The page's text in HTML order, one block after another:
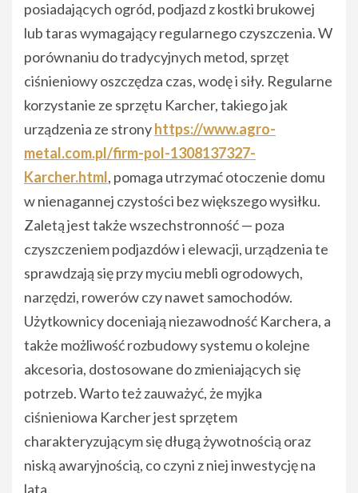
posiadających ogród, podjazd z kostki brukowej
lub taras wymagający regularnego czyszczenia. W
porównaniu do tradycyjnych metod, sprzęt
ciśnieniowy oszczędza czas, wodę i siły. Regularne
korzystanie ze sprzętu Karcher, takiego jak
urządzenia ze stronyhttps://www.agro-
metal.com.pl/firm-pol-1308137327-
Karcher.html, pomaga utrzymać otoczenie domu
w nienagannej czystości bez większego wysiłku.
Zaletą jest także wszechstronność — poza
czyszczeniem podjazdów i elewacji, urządzenia te
sprawdzają się przy myciu mebli ogrodowych,
narzędzi, rowerów czy nawet samochodów.
Użytkownicy doceniają niezawodność Karchera, a
także możliwość rozbudowy systemu o kolejne
akcesoria, dostosowane do zmieniających się
potrzeb. Warto też zauważyć, że myjka
ciśnieniowa Karcher jest sprzętem
charakteryzującym się długą żywotnością oraz
niską awaryjnością, co czyni z niej inwestycję na
lata.